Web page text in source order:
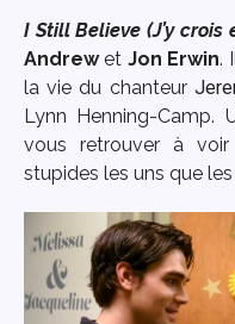
I Still Believe (J’y crois
Andrewet Jon Erwin.
la vie du chanteur
Lynn Henning-Camp.
vous retrouver à voir
stupides les uns que